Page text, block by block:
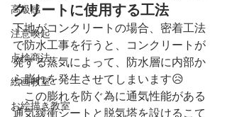
高級感
注意喚起
点検商法
絵画教室
お絵描き教室
クリートに使用する工法
下地がコンクリートの場合、密着工法
で防水工事を行うと、コンクリートが
発する蒸気によって、防水層に内部か
ら膨れを発生させてしまいます😥
この膨れを防ぐ為に通気性能がある
通気緩衝シートと脱気塔を設けるこて